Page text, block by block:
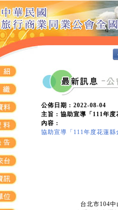
公佈日期 : 2022-08-04
主旨 : 協助宣導「111年
內容 :
協助宣導「111年度花蓮
台北市104